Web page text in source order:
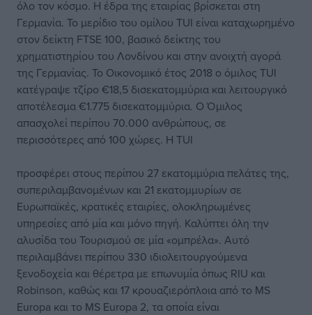
όλο τον κόσμο. Η έδρα της εταιρίας βρίσκεται στη
Γερμανία. Το μερίδιο του ομίλου TUI είναι καταχωρημένο
στον δείκτη FTSE 100, βασικό δείκτης του
χρηματιστηρίου του Λονδίνου και στην ανοιχτή αγορά
της Γερμανίας. Το Οικονομικό έτος 2018 ο όμιλος TUI
κατέγραψε τζίρο €18,5 δισεκατομμύρια και λειτουργικό
αποτέλεσμα €1.775 δισεκατομμύρια. Ο Όμιλος
απασχολεί περίπου 70.000 ανθρώπους, σε
περισσότερες από 100 χώρες. Η TUI
προσφέρει στους περίπου 27 εκατομμύρια πελάτες της,
συπεριλαμβανομένων και 21 εκατομμυρίων σε
Ευρωπαϊκές, κρατικές εταιρίες, ολοκληρωμένες
υπηρεσίες από μία και μόνο πηγή. Καλύπτει όλη την
αλυσίδα του Τουρισμού σε μία «ομπρέλα». Αυτό
περιλαμβάνει περίπου 330 ιδιολειτουργούμενα
ξενοδοχεία και θέρετρα με επωνυμία όπως RIU και
Robinson, καθώς και 17 κρουαζιερόπλοια από το MS
Europa και το MS Europa 2, τα οποία είναι